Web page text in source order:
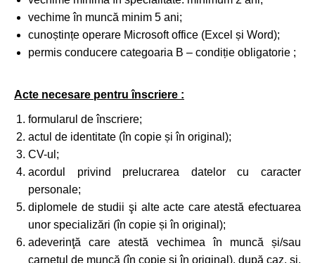
vechime în muncă minim 5 ani;
cunoștințe operare Microsoft office (Excel și Word);
permis conducere categoaria B – condiție obligatorie ;
Acte necesare pentru înscriere :
formularul de înscriere;
actul de identitate (în copie și în original);
CV-ul;
acordul privind prelucrarea datelor cu caracter
personale;
diplomele de studii şi alte acte care atestă efectuarea
unor specializări (în copie și în original);
adeverinţă care atestă vechimea în muncă și/sau
carnetul de muncă (în copie și în original), după caz, și,